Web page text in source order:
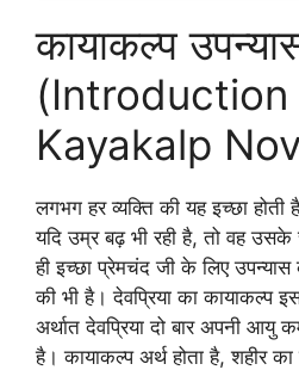
कायाकल्प
(Introduction
Kayakalp
लगभग हर व्यक्ति की यह इच्छा होती
यदि उम्र बढ़ भी रही है, तो वह
ही इच्छा प्रेमचंद जी के लिए उपन्यास
की भी है। देवप्रिया का कायाकल्प
अर्थात देवप्रिया दो बार अपनी
है। कायाकल्प अर्थ होता है, शहीर का